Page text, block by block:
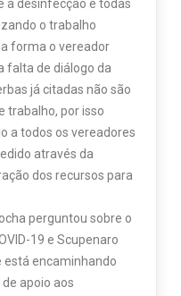
a desinfecção e todas
o trabalho
forma o vereador
falta de diálogo da
já citadas não são
trabalho, por isso
a todos os vereadores
através da
dos recursos para
perguntou sobre o
19 e Scupenaro
está encaminhando
apoio aos